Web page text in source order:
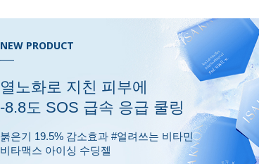
NEW PRODUCT
열노화로 지친 피부에
-8.8도 SOS 급속 응급 쿨링
붉은기 19.5% 감소효과 #얼려쓰는 비타민
비타맥스 아이싱 수딩젤